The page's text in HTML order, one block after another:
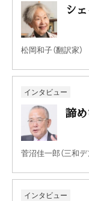
シ
松岡和子（翻訳家）
インタビュー
諦
菅沼佳一郎（三和デ
インタビュー